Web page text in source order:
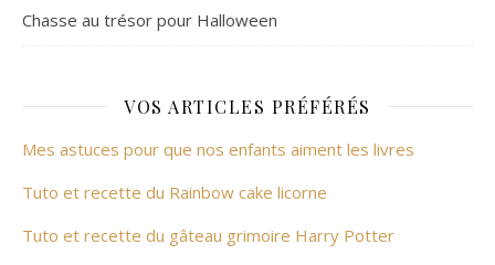
Chasse au trésor pour Halloween
VOS ARTICLES PRÉFÉRÉS
Mes astuces pour que nos enfants aiment les livres
Tuto et recette du Rainbow cake licorne
Tuto et recette du gâteau grimoire Harry Potter